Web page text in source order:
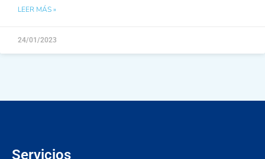
LEER MÁS »
24/01/2023
Servicios